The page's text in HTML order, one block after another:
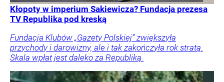
Kłopoty w imperium Sakiewicza? Fundacja prezesa
TV Republika pod kreską
Fundacja Klubów „Gazety Polskiej” zwiększyła
przychody i darowizny, ale i tak zakończyła rok stratą.
Skala wpłat jest daleko za Republiką.